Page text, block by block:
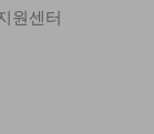
원센터